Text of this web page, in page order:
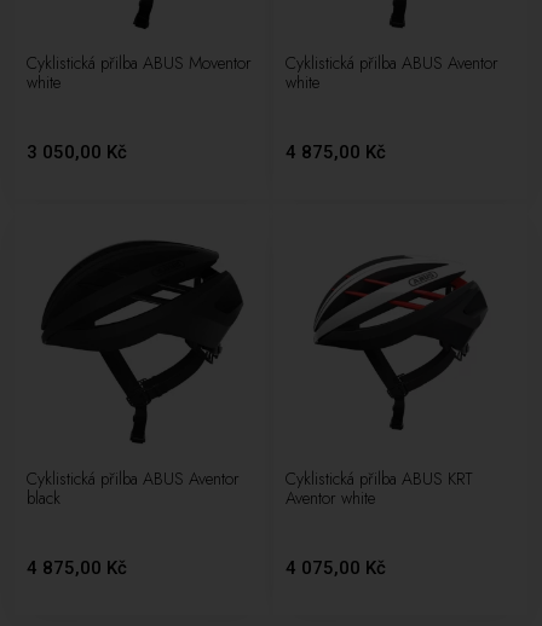
Cyklistická přilba ABUS Moventor
white
3 050,00 Kč
Cyklistická přilba ABUS Aventor
white
4 875,00 Kč
Cyklistická přilba ABUS Aventor
black
4 875,00 Kč
Cyklistická přilba ABUS KRT
Aventor white
4 075,00 Kč